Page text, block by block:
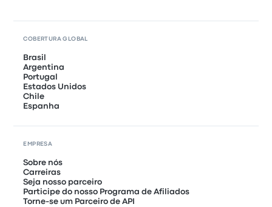
COBERTURA GLOBAL
Brasil
Argentina
Portugal
Estados Unidos
Chile
Espanha
EMPRESA
Sobre nós
Carreiras
Seja nosso parceiro
Participe do nosso Programa de Afiliados
Torne-se um Parceiro de API